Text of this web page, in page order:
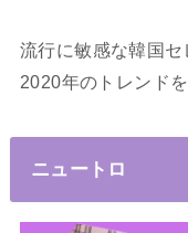
流行に敏感な韓国セ
2020年のトレンド
ニュートロ